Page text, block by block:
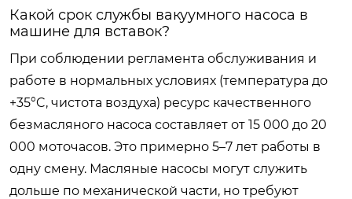
Какой срок службы вакуумного насоса в
машине для вставок?
При соблюдении регламента обслуживания и
работе в нормальных условиях (температура до
+35°C, чистота воздуха) ресурс качественного
безмасляного насоса составляет от 15 000 до 20
000 моточасов. Это примерно 5–7 лет работы в
одну смену. Масляные насосы могут служить
дольше по механической части, но требуют